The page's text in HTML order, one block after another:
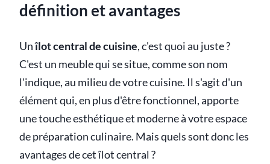
définition et avantages
Unîlot central de cuisine, c'est quoi au juste ?
C'est un meuble qui se situe, comme son nom
l'indique, au milieu de votre cuisine. Il s'agit d'un
élément qui, en plus d'être fonctionnel, apporte
une touche esthétique et moderne à votre espace
de préparation culinaire. Mais quels sont donc les
avantages de cet îlot central ?